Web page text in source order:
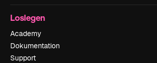
Loslegen
Academy
Dokumentation
Support